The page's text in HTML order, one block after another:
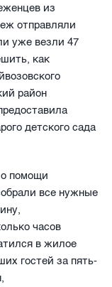
из
отправляли
уже везли 47
как
район
детского сада
помощи
все нужные
часов
в жилое
гостей за пять-